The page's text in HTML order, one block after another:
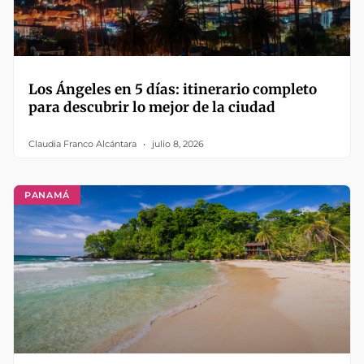
Los Ángeles en 5 días: itinerario completo
para descubrir lo mejor de la ciudad
Claudia Franco Alcántara julio 8, 2026
PANAMÁ